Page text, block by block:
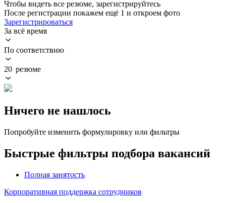
Чтобы видеть все резюме, зарегистрируйтесь
После регистрации покажем ещё 1 и откроем фото
Зарегистрироваться
За всё время
По соответствию
20 резюме
Ничего не нашлось
Попробуйте изменить формулировку или фильтры
Быстрые фильтры подбора вакансий
Полная занятость
Корпоративная поддержка сотрудников